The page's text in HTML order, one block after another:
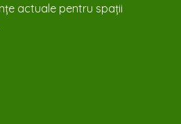
actuale pentru spații